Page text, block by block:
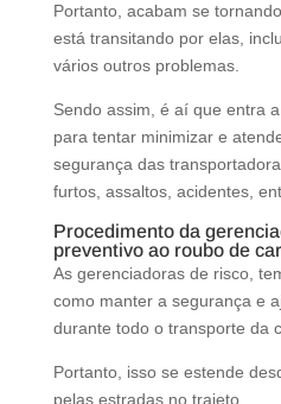
Portanto, acabam se
está transitando por elas,
vários outros problemas.
Sendo assim, é aí que entra
para tentar minimizar e
segurança das
furtos, assaltos, acidentes,
Procedimento da
preventivo ao roubo de
As gerenciadoras de risco,
como manter a segurança e
durante todo o transporte da
Portanto, isso se estende
pelas estradas no trajeto.